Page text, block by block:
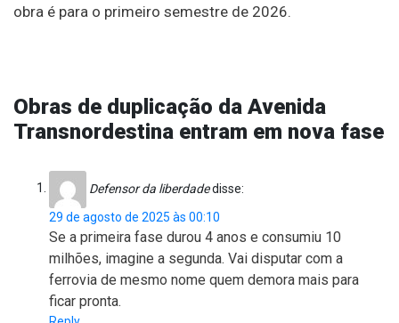
obra é para o primeiro semestre de 2026.
Obras de duplicação da Avenida
Transnordestina entram em nova fase
Defensor da liberdadedisse:
29 de agosto de 2025 às 00:10
Se a primeira fase durou 4 anos e consumiu 10
milhões, imagine a segunda. Vai disputar com a
ferrovia de mesmo nome quem demora mais para
ficar pronta.